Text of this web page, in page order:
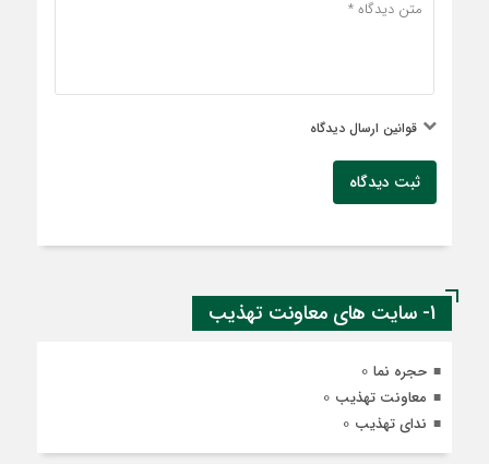
قوانین ارسال دیدگاه
ثبت دیدگاه
1- سایت های معاونت تهذیب
حجره نما
معاونت تهذیب
ندای تهذیب